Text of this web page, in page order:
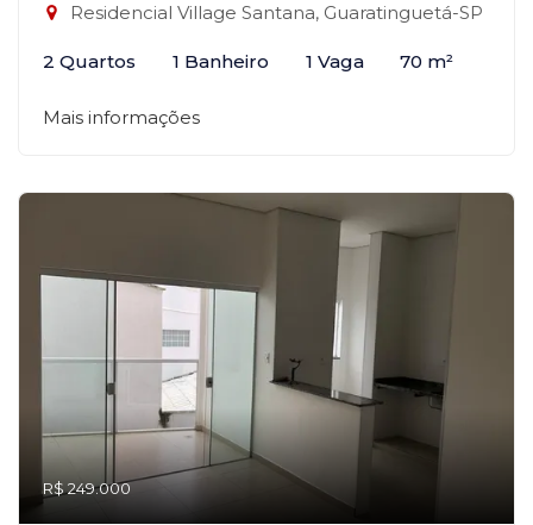
Residencial Village Santana, Guaratinguetá-SP
2 Quartos 1 Banheiro 1 Vaga 70 m²
Mais informações
R$ 249.000